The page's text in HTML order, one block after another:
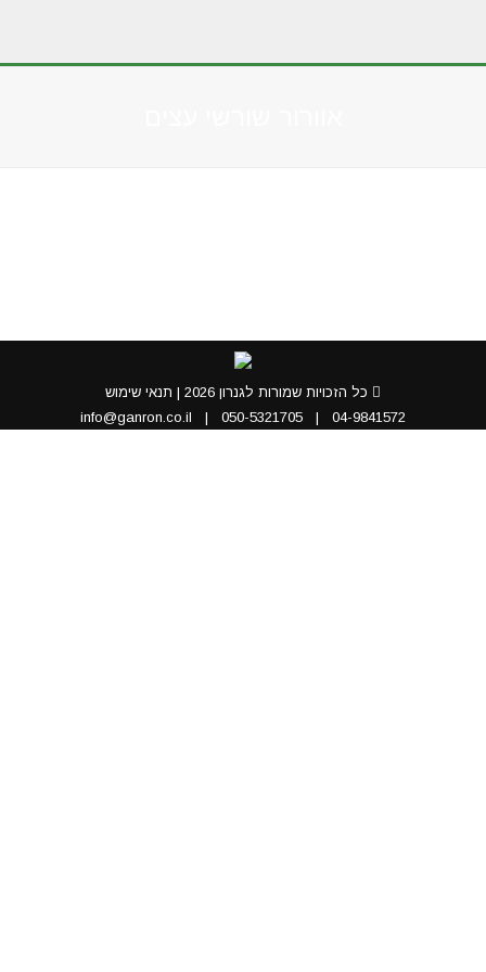
כל הזכויות שמורות לגנרון 2026 |
תנאי שימוש
04-9841572
|
050-5321705
|
info@ganron.co.il